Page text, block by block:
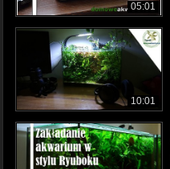
05:01
10:01